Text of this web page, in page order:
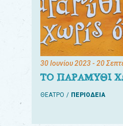
30 Ιουνίου 2023- 20
ΤΟ ΠΑΡΑΜΥΘΙ
ΘΕΑΤΡΟ ΠΕΡΙΟΔΕΙΑ